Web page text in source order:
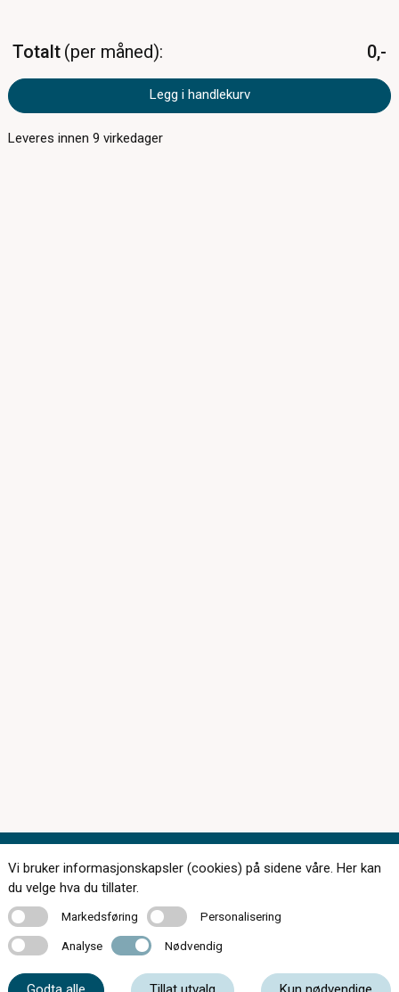
Totalt per måned 0,-
Legg i handlekurv
Leveres innen9 virkedager
Kontakt oss
Vi bruker informasjonskapsler (cookies) på sidene våre. Her kan
du velge hva du tillater.
MarkedsføringMarkedsføring PersonaliseringPersonalisering
Analyse Analyse Nødvendig Nødvendig